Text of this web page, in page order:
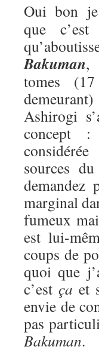
Oui bon je
que
Bakuman,
tomes
Ashirogi
concept
sources
demandez
marginal
fumeux
est lui-
coups de
quoi que
c’estça et
envie de
pas
Bakuman.